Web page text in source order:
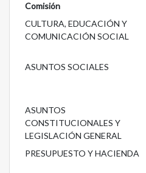
Comisión
CULTURA, EDUCACIÓN Y
COMUNICACIÓN SOCIAL
ASUNTOS SOCIALES
ASUNTOS
CONSTITUCIONALES Y
LEGISLACIÓN GENERAL
PRESUPUESTO Y HACIENDA